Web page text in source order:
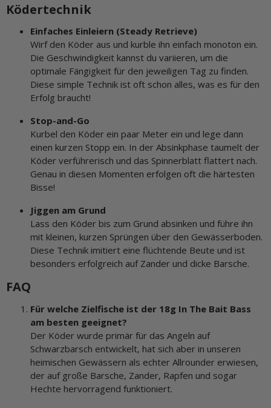
Ködertechnik
Einfaches Einleiern (Steady Retrieve)
Wirf den Köder aus und kurble ihn einfach monoton ein.
Die Geschwindigkeit kannst du variieren, um die
optimale Fängigkeit für den jeweiligen Tag zu finden.
Diese simple Technik ist oft schon alles, was es für den
Erfolg braucht!
Stop-and-Go
Kurbel den Köder ein paar Meter ein und lege dann
einen kurzen Stopp ein. In der Absinkphase taumelt der
Köder verführerisch und das Spinnerblatt flattert nach.
Genau in diesen Momenten erfolgen oft die härtesten
Bisse!
Jiggen am Grund
Lass den Köder bis zum Grund absinken und führe ihn
mit kleinen, kurzen Sprüngen über den Gewässerboden.
Diese Technik imitiert eine flüchtende Beute und ist
besonders erfolgreich auf Zander und dicke Barsche.
FAQ
Für welche Zielfische ist der 18g In The Bait Bass
am besten geeignet?
Der Köder wurde primär für das Angeln auf
Schwarzbarsch entwickelt, hat sich aber in unseren
heimischen Gewässern als echter Allrounder erwiesen,
der auf große Barsche, Zander, Rapfen und sogar
Hechte hervorragend funktioniert.